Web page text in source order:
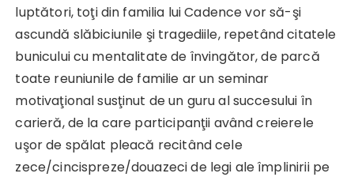
luptători, toţi din familia lui Cadence vor să-şi
ascundă slăbiciunile şi tragediile, repetând citatele
bunicului cu mentalitate de învingător, de parcă
toate reuniunile de familie ar un seminar
motivaţional susţinut de un guru al succesului în
carieră, de la care participanţii având creierele
uşor de spălat pleacă recitând cele
zece/cincispreze/douazeci de legi ale împlinirii pe